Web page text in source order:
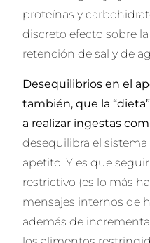
proteínas y
discreto efecto sobre
retención de sal y de
Desequilibrios en el
también, que la
a realizar ingestas
desequilibra el
apetito. Y es que
restrictivo (es lo más
mensajes internos de
además de